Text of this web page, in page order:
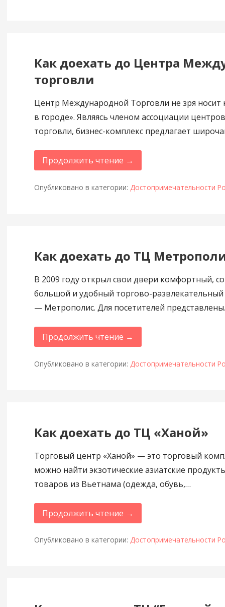
Как доехать до Центра
торговли
Центр Международной Торговли не зря носит
в городе». Являясь членом ассоциации
торговли, бизнес-комплекс предлагает
Продолжить чтение →
Опубликовано в категории: Достопримечательности
Как доехать до ТЦ
В 2009 году открыл свои двери комфортный,
большой и удобный торгово-
— Метрополис. Для посетителей
Продолжить чтение →
Опубликовано в категории: Достопримечательности
Как доехать до ТЦ «Ханой»
Торговый центр «Ханой» — это торговый
можно найти экзотические азиатские
товаров из Вьетнама (одежда, обувь,…
Продолжить чтение →
Опубликовано в категории: Достопримечательности